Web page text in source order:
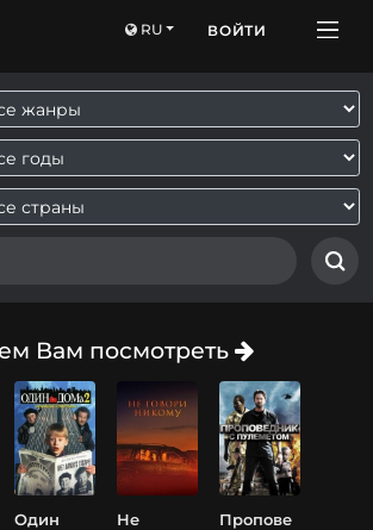
RU ВОЙТИ
Вам посмотреть
Один
Не
Пропове